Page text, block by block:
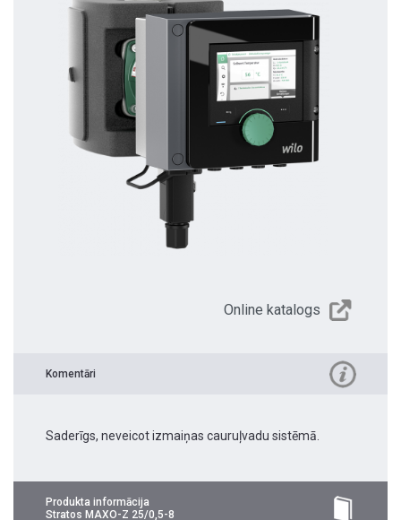
Online katalogs
Komentāri
Saderīgs, neveicot izmaiņas cauruļvadu sistēmā.
Produkta informācija
Stratos MAXO-Z 25/0,5-8